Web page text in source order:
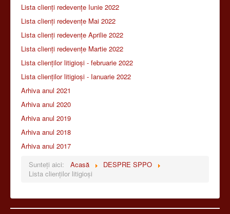
Lista clienți redevențe Iunie 2022
Lista clienți redevențe Mai 2022
Lista clienți redevențe Aprilie 2022
Lista clienți redevențe Martie 2022
Lista clienților litigioși - februarie 2022
Lista clienților litigioși - Ianuarie 2022
Arhiva anul 2021
Arhiva anul 2020
Arhiva anul 2019
Arhiva anul 2018
Arhiva anul 2017
Sunteți aici:
Acasă
DESPRE SPPO
Lista clienților litigioși